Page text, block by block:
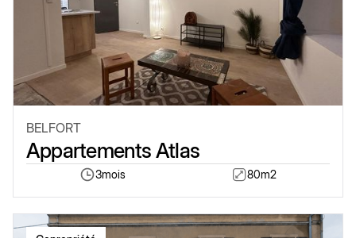
BELFORT
Appartements Atlas
3mois 80m2